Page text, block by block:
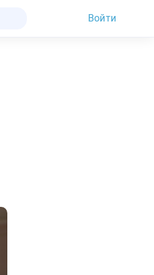
Войти